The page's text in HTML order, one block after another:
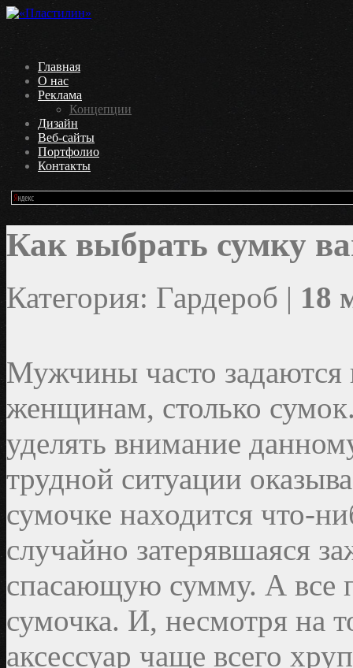
Главная
О нас
Реклама
Концепции
Дизайн
Веб-сайты
Портфолио
Контакты
Как выбрать сумку
Категория: Гардероб | 18
Мужчины часто задаются
женщинам, столько
уделять внимание
трудной ситуации
сумочке находится что-
случайно затерявшаяся
спасающую сумму. А все
сумочка. И, несмотря на
аксессуар чаще всего